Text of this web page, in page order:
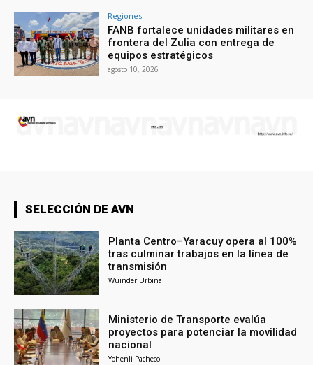
Regiones
FANB fortalece unidades militares en
frontera del Zulia con entrega de
equipos estratégicos
agosto 10, 2026
SELECCIÓN DE AVN
Planta Centro–Yaracuy opera al 100%
tras culminar trabajos en la línea de
transmisión
Wuinder Urbina
Ministerio de Transporte evalúa
proyectos para potenciar la movilidad
nacional
Yohenli Pacheco